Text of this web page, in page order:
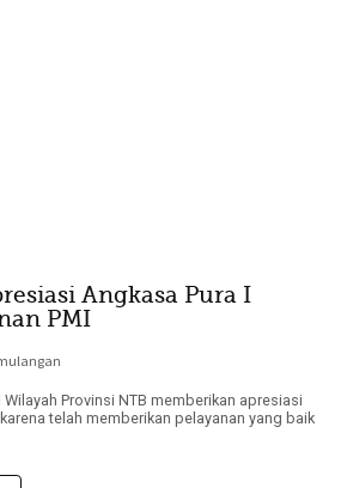
Angkasa Pura I
PMI
Wilayah Provinsi NTB memberikan apresiasi
telah memberikan pelayanan yang baik